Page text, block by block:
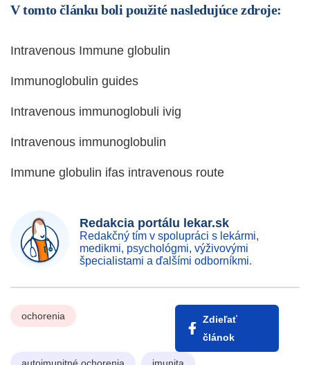
V tomto článku boli použité nasledujúce zdroje:
Intravenous Immune globulin
Immunoglobulin guides
Intravenous immunoglobuli ivig
Intravenous immunoglobulin
Immune globulin ifas intravenous route
Redakcia portálu lekar.sk
Redakčný tím v spolupráci s lekármi,
medikmi, psychológmi, výživovými
špecialistami a ďalšími odborníkmi.
ochorenia
Zdieľať
článok